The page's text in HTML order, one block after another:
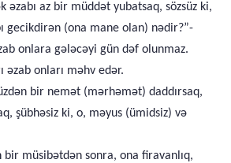
az bir müddət yubatsaq, sözsüz ki,
gecikdirən (ona mane olan) nədir?”-
onlara gələcəyi gün dəf olunmaz.
əzab onları məhv edər.
bir nemət (mərhəmət) daddırsaq,
şübhəsiz ki, o, məyus (ümidsiz) və
bir müsibətdən sonra, ona firavanlıq,